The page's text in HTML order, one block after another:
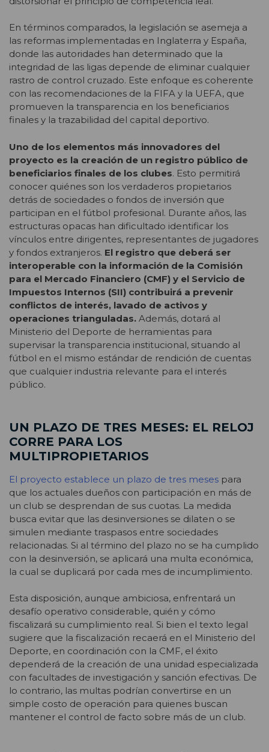
En términos comparados, la legislación se asemeja a
las reformas implementadas en Inglaterra y España,
donde las autoridades han determinado que la
integridad de las ligas depende de eliminar cualquier
rastro de control cruzado. Este enfoque es coherente
con las recomendaciones de la FIFA y la UEFA, que
promueven la transparencia en los beneficiarios
finales y la trazabilidad del capital deportivo.
Uno de los elementos más innovadores del
proyecto es la creación de un registro público de
beneficiarios finales de los clubes. Esto permitirá
conocer quiénes son los verdaderos propietarios
detrás de sociedades o fondos de inversión que
participan en el fútbol profesional. Durante años, las
estructuras opacas han dificultado identificar los
vínculos entre dirigentes, representantes de jugadores
y fondos extranjeros. El registro que deberá ser
interoperable con la información de la Comisión
para el Mercado Financiero (CMF) y el Servicio de
Impuestos Internos (SII) contribuirá a prevenir
conflictos de interés, lavado de activos y
operaciones trianguladas. Además, dotará al
Ministerio del Deporte de herramientas para
supervisar la transparencia institucional, situando al
fútbol en el mismo estándar de rendición de cuentas
que cualquier industria relevante para el interés
público.
UN PLAZO DE TRES MESES: EL RELOJ
CORRE PARA LOS
MULTIPROPIETARIOS
El proyecto establece un plazo de tres meses para
que los actuales dueños con participación en más de
un club se desprendan de sus cuotas. La medida
busca evitar que las desinversiones se dilaten o se
simulen mediante traspasos entre sociedades
relacionadas. Si al término del plazo no se ha cumplido
con la desinversión, se aplicará una multa económica,
la cual se duplicará por cada mes de incumplimiento.
Esta disposición, aunque ambiciosa, enfrentará un
desafío operativo considerable, quién y cómo
fiscalizará su cumplimiento real. Si bien el texto legal
sugiere que la fiscalización recaerá en el Ministerio del
Deporte, en coordinación con la CMF, el éxito
dependerá de la creación de una unidad especializada
con facultades de investigación y sanción efectivas. De
lo contrario, las multas podrían convertirse en un
simple costo de operación para quienes buscan
mantener el control de facto sobre más de un club.